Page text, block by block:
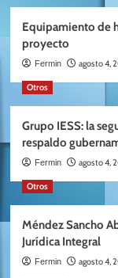
Equipamiento de
proyecto
Fermin agosto 4,
Otros
Grupo IESS: la
respaldo
Fermin agosto 4,
Otros
Méndez Sancho
Jurídica Integral
Fermin agosto 4,